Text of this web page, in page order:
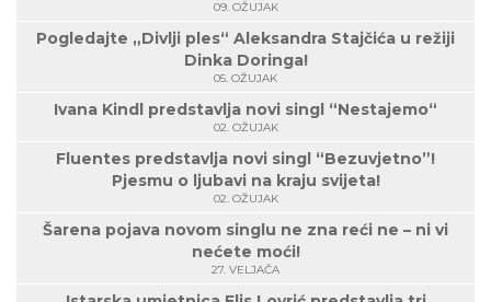
09. OŽUJAK
Pogledajte „Divlji ples“ Aleksandra Stajčića u režiji
Dinka Doringa!
05. OŽUJAK
Ivana Kindl predstavlja novi singl “Nestajemo“
02. OŽUJAK
Fluentes predstavlja novi singl “Bezuvjetno”!
Pjesmu o ljubavi na kraju svijeta!
02. OŽUJAK
Šarena pojava novom singlu ne zna reći ne – ni vi
nećete moći!
27. VELJAČA